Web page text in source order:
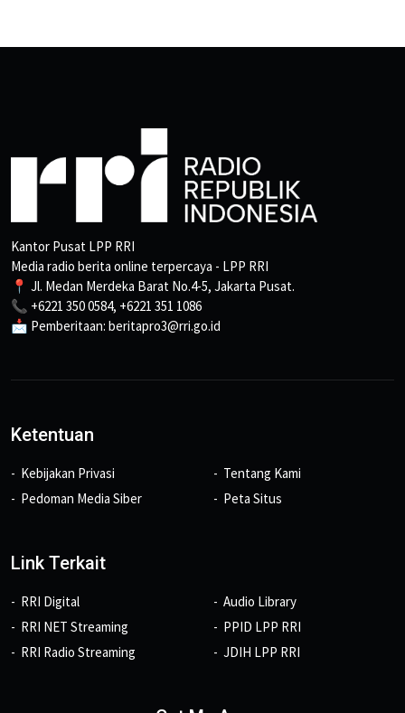
Kantor Pusat LPP RRI
Media radio berita online terpercaya - LPP RRI
📍 Jl. Medan Merdeka Barat No.4-5, Jakarta Pusat.
📞 +6221 350 0584, +6221 351 1086
📩 Pemberitaan: beritapro3@rri.go.id
Ketentuan
Kebijakan Privasi
Pedoman Media Siber
Tentang Kami
Peta Situs
Link Terkait
RRI Digital
RRI NET Streaming
RRI Radio Streaming
Audio Library
PPID LPP RRI
JDIH LPP RRI